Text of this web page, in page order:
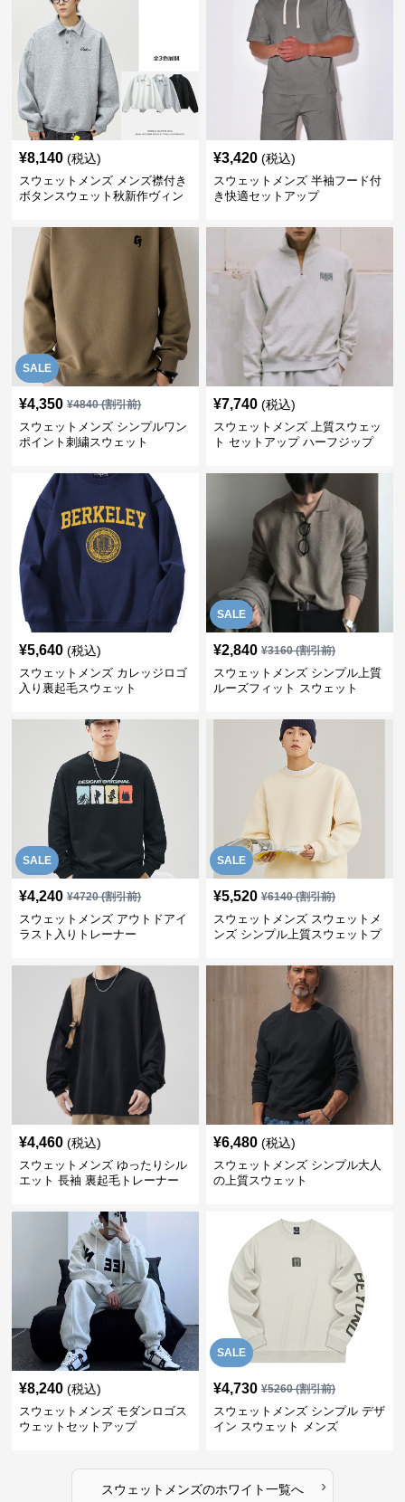
¥8,140 (税込)
スウェットメンズ メンズ襟付き
ボタンスウェット秋新作ヴィン
¥3,420 (税込)
スウェットメンズ 半袖フード付
き快適セットアップ
SALE
¥4,350 ¥4840(割引前)
スウェットメンズ シンプルワン
ポイント刺繍スウェット
¥7,740 (税込)
スウェットメンズ 上質スウェッ
ト セットアップ ハーフジップ
¥5,640 (税込)
スウェットメンズ カレッジロゴ
入り裏起毛スウェット
SALE
¥2,840 ¥3160(割引前)
スウェットメンズ シンプル上質
ルーズフィット スウェット
SALE
¥4,240 ¥4720(割引前)
スウェットメンズ アウトドアイ
ラスト入りトレーナー
SALE
¥5,520 ¥6140(割引前)
スウェットメンズ スウェットメ
ンズ シンプル上質スウェットプ
¥4,460 (税込)
スウェットメンズ ゆったりシル
エット 長袖 裏起毛トレーナー
¥6,480 (税込)
スウェットメンズ シンプル大人
の上質スウェット
¥8,240 (税込)
スウェットメンズ モダンロゴス
ウェットセットアップ
SALE
¥4,730 ¥5260(割引前)
スウェットメンズ シンプル デザ
イン スウェット メンズ
スウェットメンズのホワイト一覧へ ›